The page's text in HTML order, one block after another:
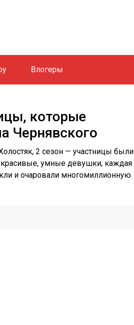
Влогеры
которые
Чернявского
2 сезон — участницы были
умные девушки, каждая
и очаровали многомиллионную